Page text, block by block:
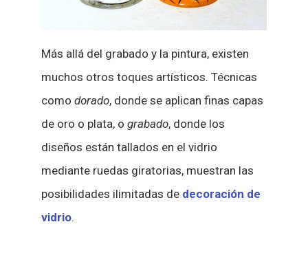
Más allá del grabado y la pintura, existen
muchos otros toques artísticos. Técnicas
como dorado, donde se aplican finas capas
de oro o plata, o grabado, donde los
diseños están tallados en el vidrio
mediante ruedas giratorias, muestran las
posibilidades ilimitadas de decoración de
vidrio.